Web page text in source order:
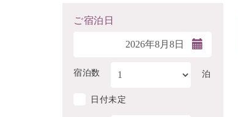
ご宿泊日
宿泊数 泊
日付未定